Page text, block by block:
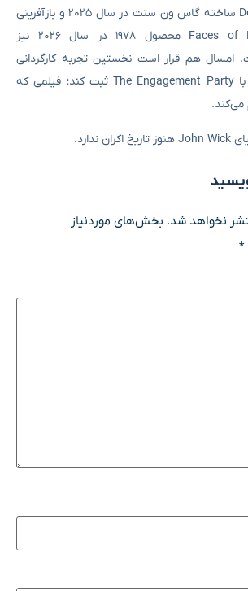
فیلم Dead Man’s Wire ساخته گاس ون سنت در سال ۲۰۲۵ و بازآفرینی
فیلم ترسناک Faces of Death محصول ۱۹۷۸ در سال ۲۰۲۶ نیز
امسال هم قرار است نخستین تجربه کارگردانی
بلند سینمایی خود را با The Engagement Party ثبت کند؛ فیلمی که
نخواهد شد. بخش‌های موردنیاز
*